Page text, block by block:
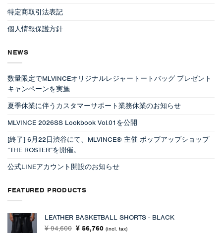
特定商取引法表記
個人情報保護方針
NEWS
数量限定でMLVINCEオリジナルレジャートートバッグ プレゼント
キャンペーンを実施
夏季休業に伴うカスタマーサポート業務休業のお知らせ
MLVINCE 2026SS Lookbook Vol.01を公開
[終了] 6月22日渋谷にて、MLVINCE® 主催 ポップアップショップ
“THE ROSTER”を開催。
公式LINEアカウント開設のお知らせ
FEATURED PRODUCTS
LEATHER BASKETBALL SHORTS - BLACK
¥94,600 元
¥ 56,760現(incl. tax)